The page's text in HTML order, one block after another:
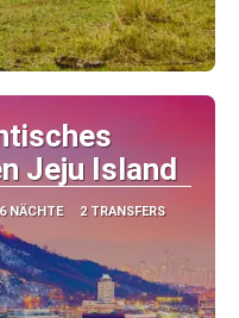
Jeju Island
NÄCHTE 2 TRANSFERS